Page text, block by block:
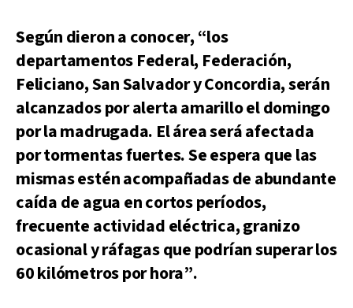
Según dieron a conocer, “los
departamentos Federal, Federación,
Feliciano, San Salvador y Concordia, serán
alcanzados por alerta amarillo el domingo
por la madrugada. El área será afectada
por tormentas fuertes. Se espera que las
mismas estén acompañadas de abundante
caída de agua en cortos períodos,
frecuente actividad eléctrica, granizo
ocasional y ráfagas que podrían superar los
60 kilómetros por hora”.